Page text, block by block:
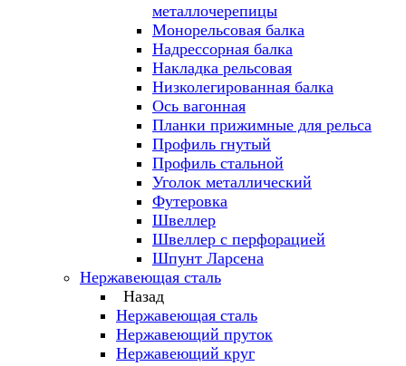
металлочерепицы
Монорельсовая балка
Надрессорная балка
Накладка рельсовая
Низколегированная балка
Ось вагонная
Планки прижимные для рельса
Профиль гнутый
Профиль стальной
Уголок металлический
Футеровка
Швеллер
Швеллер с перфорацией
Шпунт Ларсена
Нержавеющая сталь
Назад
Нержавеющая сталь
Нержавеющий пруток
Нержавеющий круг